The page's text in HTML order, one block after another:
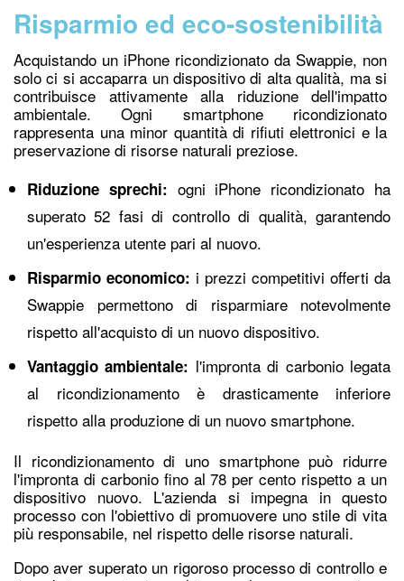
Risparmio ed eco-sostenibilità
Acquistando un iPhone ricondizionato da Swappie, non
solo ci si accaparra un dispositivo di alta qualità, ma si
contribuisce attivamente alla riduzione dell'impatto
ambientale. Ogni smartphone ricondizionato
rappresenta una minor quantità di rifiuti elettronici e la
preservazione di risorse naturali preziose.
Riduzione sprechi: ogni iPhone ricondizionato ha
superato 52 fasi di controllo di qualità, garantendo
un'esperienza utente pari al nuovo.
Risparmio economico: i prezzi competitivi offerti da
Swappie permettono di risparmiare notevolmente
rispetto all'acquisto di un nuovo dispositivo.
Vantaggio ambientale: l'impronta di carbonio legata
al ricondizionamento è drasticamente inferiore
rispetto alla produzione di un nuovo smartphone.
Il ricondizionamento di uno smartphone può ridurre
l'impronta di carbonio fino al 78 per cento rispetto a un
dispositivo nuovo. L'azienda si impegna in questo
processo con l'obiettivo di promuovere uno stile di vita
più responsabile, nel rispetto delle risorse naturali.
Dopo aver superato un rigoroso processo di controllo e